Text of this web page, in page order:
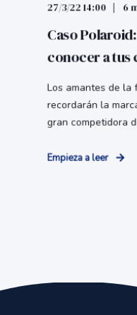
27/3/22 14:00 6
Caso
conocer a tus
Los amantes de la
recordarán la
gran competidora
Empieza a leer